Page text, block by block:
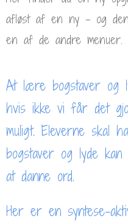
afløst af en ny – og
en af de andre menuer.
At lære bogstaver og
hvis ikke vi får det
muligt. Eleverne skal
bogstaver og lyde
at danne ord.
Her er en syntese-